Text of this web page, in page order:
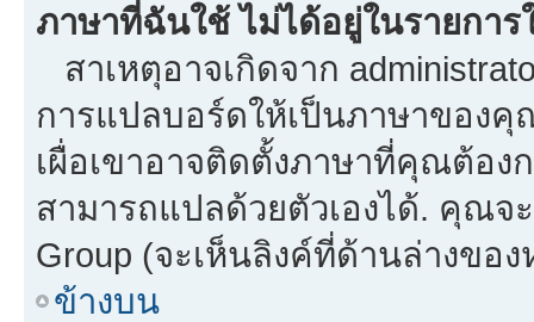
ภาษาที่ฉันใช้ ไม่ได้อยู่ในรายการ
สาเหตุอาจเกิดจาก
การแปลบอร์ดให้เป็นภาษาของคุ
เผื่อเขาอาจติดตั้งภาษาที่คุณต้อ
สามารถแปลด้วยตัวเองได้. คุณจ
Group (จะเห็นลิงค์ที่ด้านล่างของ
ข้างบน